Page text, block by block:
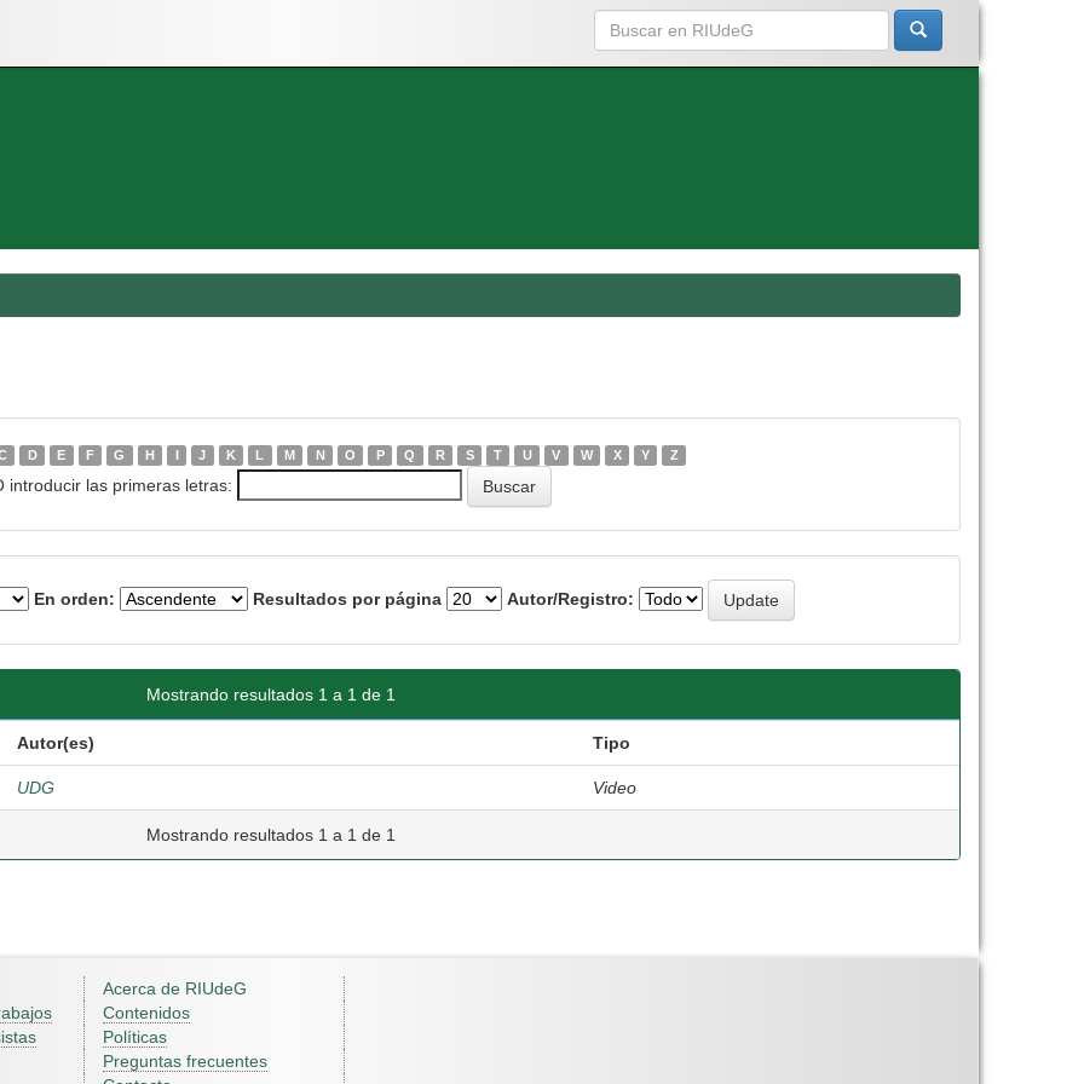
D E F G H I J K L M N O P Q R S T U V W X Y Z
introducir las primeras letras:
En orden: Resultados por página Autor/Registro:
Mostrando resultados 1 a 1 de 1
Autor(es) Tipo
UDG Video
Mostrando resultados 1 a 1 de 1
Acerca de RIUdeG
Contenidos
Políticas
Preguntas frecuentes